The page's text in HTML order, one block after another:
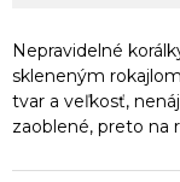
Nepravidelné
skleneným
tvar a veľkosť,
zaoblené, preto na